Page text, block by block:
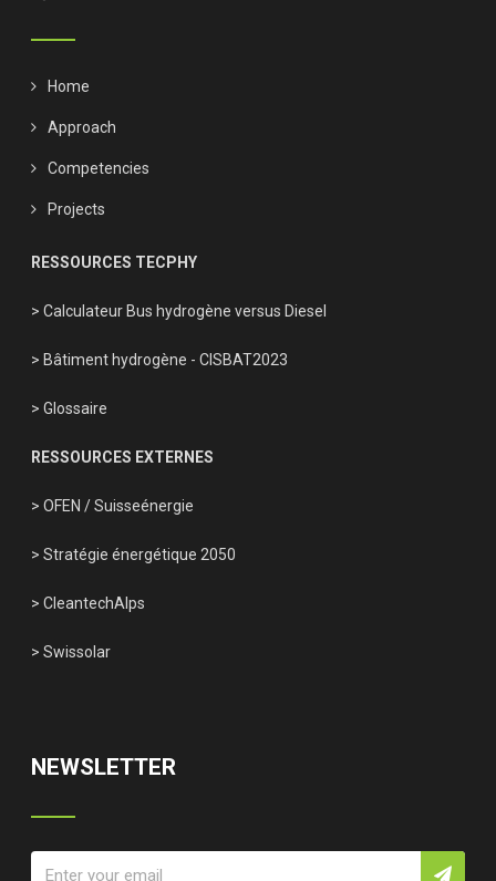
Home
Approach
Competencies
Projects
RESSOURCES TECPHY
> Calculateur Bus hydrogène versus Diesel
> Bâtiment hydrogène - CISBAT2023
> Glossaire
RESSOURCES EXTERNES
> OFEN /Suisseénergie
> Stratégie énergétique 2050
> CleantechAlps
> Swissolar
NEWSLETTER